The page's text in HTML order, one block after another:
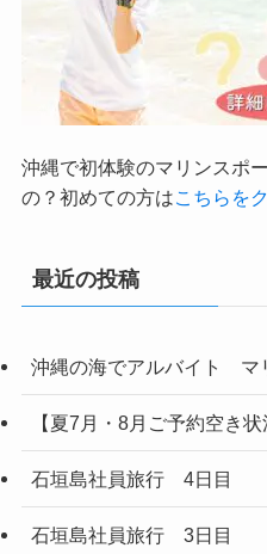
沖縄で初体験のマリンスポ
の？初めての方はこちらを
最近の投稿
沖縄の海でアルバイト マ
【夏7月・8月ご予約空き状
石垣島社員旅行 4日目
石垣島社員旅行 3日目